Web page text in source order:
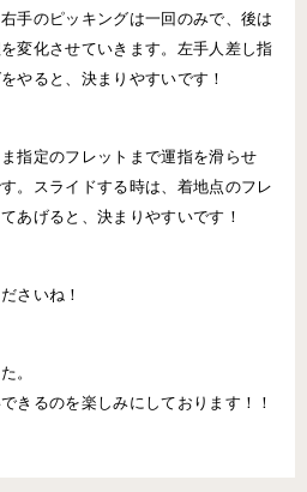
手のピッキングは一回のみで、後は
変化させていきます。左手人差し指
やると、決まりやすいです！
指定のフレットまで運指を滑らせ
。スライドする時は、着地点のフレ
あげると、決まりやすいです！
さいね！
。
きるのを楽しみにしております！！